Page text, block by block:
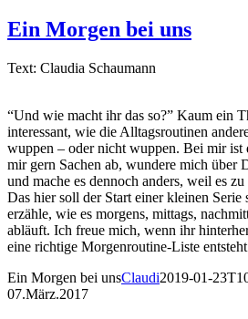
Ein Morgen bei uns
Text: Claudia Schaumann
“Und wie macht ihr das so?” Kaum ein
interessant, wie die Alltagsroutinen
wuppen – oder nicht wuppen. Bei mir ist
mir gern Sachen ab, wundere mich über
und mache es dennoch anders, weil es
Das hier soll der Start einer kleinen Serie
erzähle, wie es morgens, mittags,
abläuft. Ich freue mich, wenn ihr
eine richtige Morgenroutine-Liste
Ein Morgen bei unsClaudi2019-01-
07.März.2017